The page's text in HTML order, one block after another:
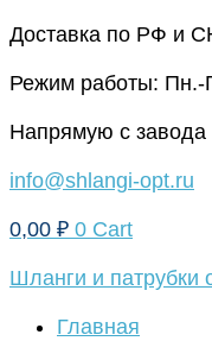
Перейти
содержимому
Доставка по РФ и
Режим работы: Пн.-
Напрямую с завода
info@shlangi-opt.ru
0,00 ₽ 0 Cart
Шланги и патрубки
Главная